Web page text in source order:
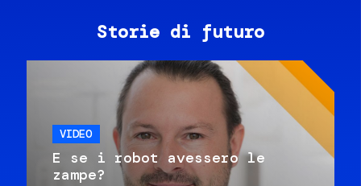
Storie di futuro
VIDEO
E se i robot avessero le
zampe?